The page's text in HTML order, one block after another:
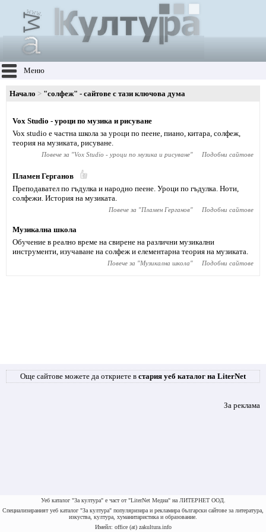
Меню
Начало "солфеж" - сайтове с тази ключова дума
Vox Studio - уроци по музика и рисуване
Vox studio е частна школа за уроци по пеене, пиано, китара, солфеж,
теория на музиката, рисуване.
Повече за "Vox Studio - уроци по музика и рисуване" Подобни сайтове
Пламен Герганов
Преподавател по гъдулка и народно пеене. Уроци по гъдулка. Ноти,
солфежи. История на музиката.
Повече за "Пламен Герганов" Подобни сайтове
Музикална школа
Обучение в реално време на свирене на различни музикални
инструменти, изучаване на солфеж и елементарна теория на музиката.
Повече за "Музикална школа" Подобни сайтове
Още сайтове можете да откриете в стария уеб каталог на LiterNet
За реклама
Уеб каталог "За култура" е част от "LiterNet Медиа" на ЛИТЕРНЕТ ООД.
Специализираният уеб каталог "За култура" популяризира и рекламира български сайтове за литература,
изкуства, култура, хуманитаристика и образование.
Имейл: office (at) zakultura.info